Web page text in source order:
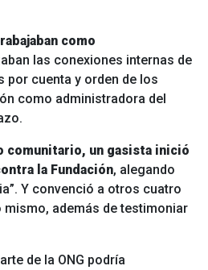
como
las conexiones internas de
por cuenta y orden de los
como administradora del
comunitario, un gasista inició
la Fundación, alegando
Y convenció a otros cuatro
además de testimoniar
de la ONG podría